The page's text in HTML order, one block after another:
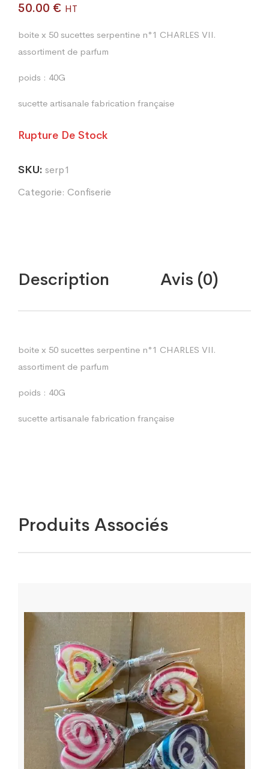
50.00 € HT
boite x 50 sucettes serpentine n°1 CHARLES VII.
assortiment de parfum
poids : 40G
sucette artisanale fabrication française
Rupture De Stock
SKU: serp1
Categorie: Confiserie
Description Avis (0)
boite x 50 sucettes serpentine n°1 CHARLES VII.
assortiment de parfum
poids : 40G
sucette artisanale fabrication française
Produits Associés